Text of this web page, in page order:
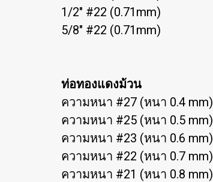
1/2" #22 (0.71mm)
5/8" #22 (0.71mm)
ท่อทองแดงม้วน
ความหนา #27 (หนา 0.4 mm)
ความหนา #25 (หนา 0.5 mm)
ความหนา #23 (หนา 0.6 mm)
ความหนา #22 (หนา 0.7 mm)
ความหนา #21 (หนา 0.8 mm)